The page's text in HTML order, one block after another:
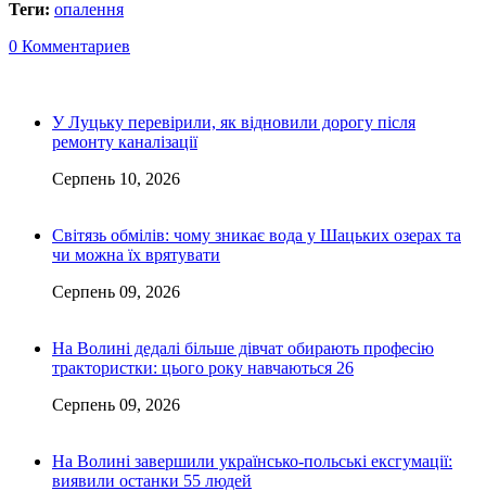
Теги: опалення
0 Комментариев
У Луцьку перевірили, як відновили дорогу після
ремонту каналізації
Серпень 10, 2026
Світязь обмілів: чому зникає вода у Шацьких озерах та
чи можна їх врятувати
Серпень 09, 2026
На Волині дедалі більше дівчат обирають професію
трактористки: цього року навчаються 26
Серпень 09, 2026
На Волині завершили українсько-польські ексгумації:
виявили останки 55 людей